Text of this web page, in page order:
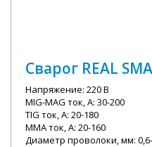
Сварог REAL
Напряжение: 220 В
MIG-MAG ток, А: 30-200
TIG ток, А: 20-180
MMA ток, А: 20-160
Диаметр проволоки, мм: